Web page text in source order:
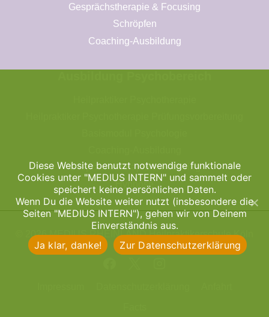
Gesprächstherapie & Focusing
Schröpfen
Coaching-Ausbildung
Gesprächstherapie & Focusing
Hypnose
© 2026 MEDIUS RHEINLAND Heilpraktikerschule Köln
Diese Website benutzt notwendige funktionale
Cookies unter "MEDIUS INTERN" und sammelt oder
speichert keine persönlichen Daten.
Wenn Du die Website weiter nutzt (insbesondere die
Seiten "MEDIUS INTERN"), gehen wir von Deinem
Einverständnis aus.
Ja klar, danke!
Zur Datenschutzerklärung